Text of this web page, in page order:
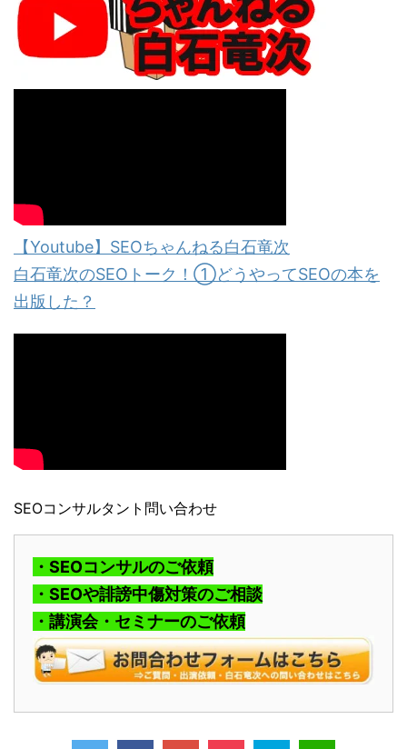
【Youtube】SEOちゃんねる白石竜次
白石竜次のSEOトーク！①どうやってSEOの本を
出版した？
SEOコンサルタント問い合わせ
・SEOコンサルのご依頼
・SEOや誹謗中傷対策のご相談
・講演会・セミナーのご依頼